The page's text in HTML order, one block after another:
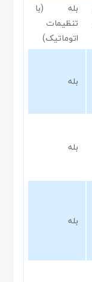
بله (با
تنظیمات
اتوماتیک)
بله
بله
بله